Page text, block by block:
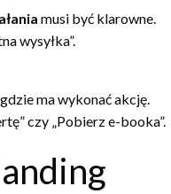
musi być klarowne.
wysyłka”.
ma wykonać akcję.
czy „Pobierz e-booka”.